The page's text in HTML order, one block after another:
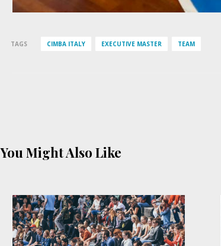
TAGS CIMBA ITALY EXECUTIVE MASTER TEAM
You Might Also Like